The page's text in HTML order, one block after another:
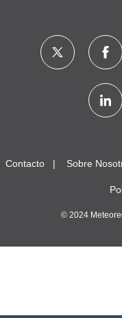
Contacto Sobre
© 2024